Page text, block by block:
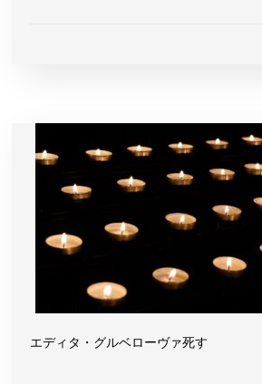
エディタ・グルベローヴァ死す